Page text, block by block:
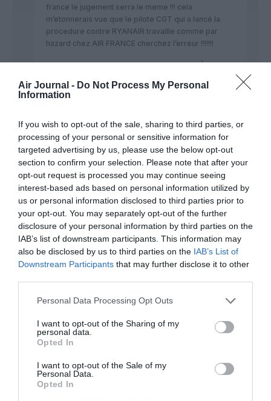
Air Journal - Do Not Process My Personal
Information
If you wish to opt-out of the sale, sharing to third parties, or
processing of your personal or sensitive information for
targeted advertising by us, please use the below opt-out
section to confirm your selection. Please note that after your
opt-out request is processed you may continue seeing
interest-based ads based on personal information utilized by
us or personal information disclosed to third parties prior to
your opt-out. You may separately opt-out of the further
disclosure of your personal information by third parties on the
IAB’s list of downstream participants. This information may
also be disclosed by us to third parties on the IAB’s List of
Downstream Participants that may further disclose it to other
Personal Data Processing Opt Outs
I want to opt-out of the Sharing of my
personal data.
Opted In
I want to opt-out of the Sale of my
Personal Data.
Opted In
france le jugement serra le meme !!! cela
m’etonnerais vue que le pilote CGT qui a lancé la
procedure contre RYANAIR travaille comme par
hazard chez AIR FRANCE cherchez l’erreur !!!!!!!
RÉPONDRE
vonfritschthoffena commenté :
31 mai 2013 - 20 h 49 min
qui va payer ? Si les pnt français qui travaillent à Ryanair ne
vont pas etre virés, ils auront de la chance ! RYR ne va pas
s’em….der avec ceux qui sont à l’origine du grabuge . Mais
pas de PB, le SNPL va les faire embaucher à AF ! non ? ah
bon, alors à air ASSEDIC,? non; parce qu’ils ont pas cotisé ben
voyons !!! les bai..és comptez vous !!!
RÉPONDRE
le débat. ..